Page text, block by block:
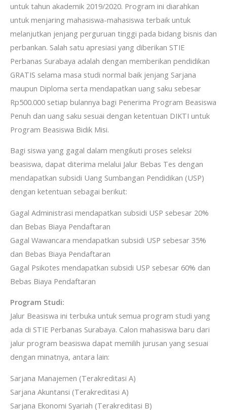
untuk tahun akademik 2019/2020. Program ini diarahkan
untuk menjaring mahasiswa-mahasiswa terbaik untuk
melanjutkan jenjang perguruan tinggi pada bidang bisnis dan
perbankan. Salah satu apresiasi yang diberikan STIE
Perbanas Surabaya adalah dengan memberikan pendidikan
GRATIS selama masa studi normal baik jenjang Sarjana
maupun Diploma serta mendapatkan uang saku sebesar
Rp500.000 setiap bulannya bagi Penerima Program Beasiswa
Penuh dan uang saku sesuai dengan ketentuan DIKTI untuk
Program Beasiswa Bidik Misi.
Bagi siswa yang gagal dalam mengikuti proses seleksi
beasiswa, dapat diterima melalui Jalur Bebas Tes dengan
mendapatkan subsidi Uang Sumbangan Pendidikan (USP)
dengan ketentuan sebagai berikut:
Gagal Administrasi mendapatkan subsidi USP sebesar 20%
dan Bebas Biaya Pendaftaran
Gagal Wawancara mendapatkan subsidi USP sebesar 35%
dan Bebas Biaya Pendaftaran
Gagal Psikotes mendapatkan subsidi USP sebesar 60% dan
Bebas Biaya Pendaftaran
Program Studi:
Jalur Beasiswa ini terbuka untuk semua program studi yang
ada di STIE Perbanas Surabaya. Calon mahasiswa baru dari
jalur program beasiswa dapat memilih jurusan yang sesuai
dengan minatnya, antara lain:
Sarjana Manajemen (Terakreditasi A)
Sarjana Akuntansi (Terakreditasi A)
Sarjana Ekonomi Syariah (Terakreditasi B)